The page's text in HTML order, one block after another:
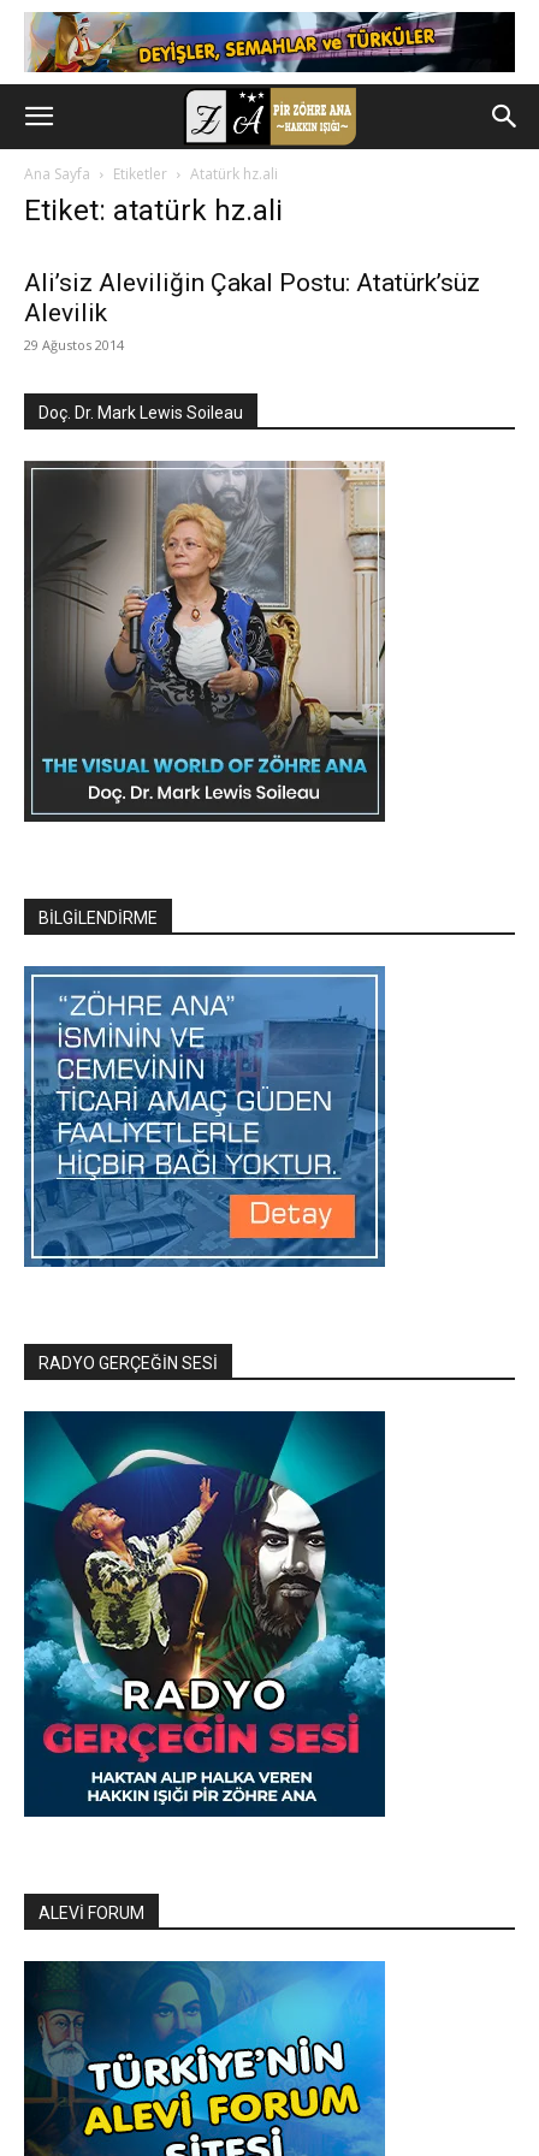
Ana Sayfa Etiketler Atatürk hz.ali
Etiket: atatürk hz.ali
Ali’siz Aleviliğin Çakal Postu: Atatürk’süz
Alevilik
29 Ağustos 2014
Doç. Dr. Mark Lewis Soileau
BİLGİLENDİRME
RADYO GERÇEĞİN SESİ
ALEVİ FORUM